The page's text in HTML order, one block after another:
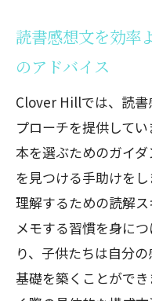
読書感想文を効
のアドバイス
Clover Hillでは、読書
プローチを提供して
本を選ぶためのガイ
を見つける手助けを
理解するための読解
メモする習慣を身に
り、子供たちは自分
基礎を築くことがで